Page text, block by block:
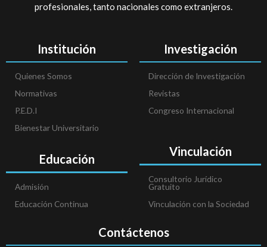
profesionales, tanto nacionales como extranjeros.
Institución
Quienes Somos
Normativas
P.E.D.I
Bienestar Universitario
Educación
Admisión
Educación Continua
Investigación
Dirección de Investigación
Revistas
Congreso Internacional
Vinculación
Consultorio Jurídico
Gratuito
Vinculación con la Sociedad
Contáctenos